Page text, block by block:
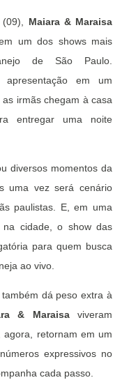
Maiara & Maraisa
um dos shows mais
de São Paulo.
apresentação em um
irmãs chegam à casa
entregar uma noite
diversos momentos da
uma vez será cenário
paulistas. E, em uma
na cidade, o show das
para quem busca
ao vivo.
dá peso extra à
& Maraisaviveram
agora, retornam em um
expressivos no
cada passo.